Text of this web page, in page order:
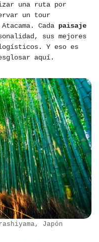
una ruta por
un tour
Cada paisaje
sus mejores
Y eso es
aquí.
Japón